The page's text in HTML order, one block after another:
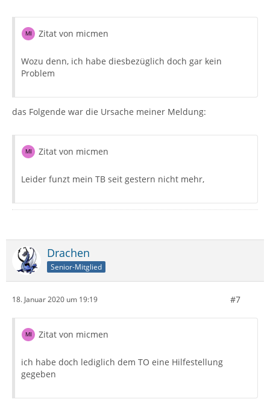
Zitat von micmen
Wozu denn, ich habe diesbezüglich doch gar kein
Problem
das Folgende war die Ursache meiner Meldung:
Zitat von micmen
Leider funzt mein TB seit gestern nicht mehr,
Drachen
Senior-Mitglied
18. Januar 2020 um 19:19 #7
Zitat von micmen
ich habe doch lediglich dem TO eine Hilfestellung
gegeben